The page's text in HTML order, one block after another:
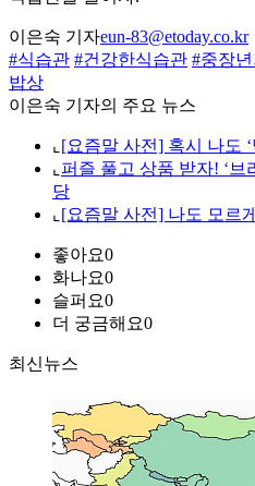
이은숙 기자eun-83@etoday.co.kr
#식습관 #건강한식습관 #중장
밥상
이은숙 기자의 주요 뉴스
⌞ [요즘말 사전] 혹시 나도 ‘
⌞ 퍼즐 풀고 상품 받자! ‘브
당
⌞ [요즘말 사전] 나도 모르
좋아요0
화나요0
슬퍼요0
더 궁금해요0
최신뉴스